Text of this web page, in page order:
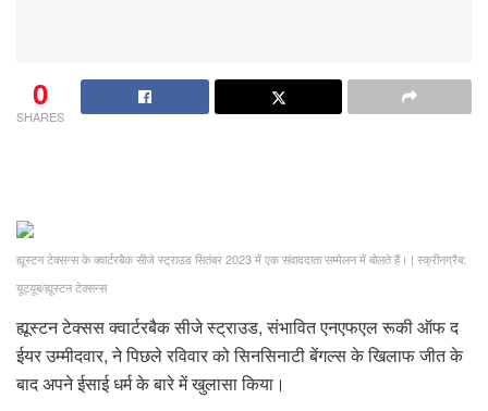
0
SHARES
ह्यूस्टन टेक्सन्स के क्वार्टरबैक सीजे स्ट्राउड सितंबर 2023 में एक संवाददाता सम्मेलन में बोलते हैं। | स्क्रीनग्रैब:
यूट्यूब/ह्यूस्टन टेक्सन्स
ह्यूस्टन टेक्सस क्वार्टरबैक सीजे स्ट्राउड, संभावित एनएफएल रूकी ऑफ द
ईयर उम्मीदवार, ने पिछले रविवार को सिनसिनाटी बेंगल्स के खिलाफ जीत के
बाद अपने ईसाई धर्म के बारे में खुलासा किया।